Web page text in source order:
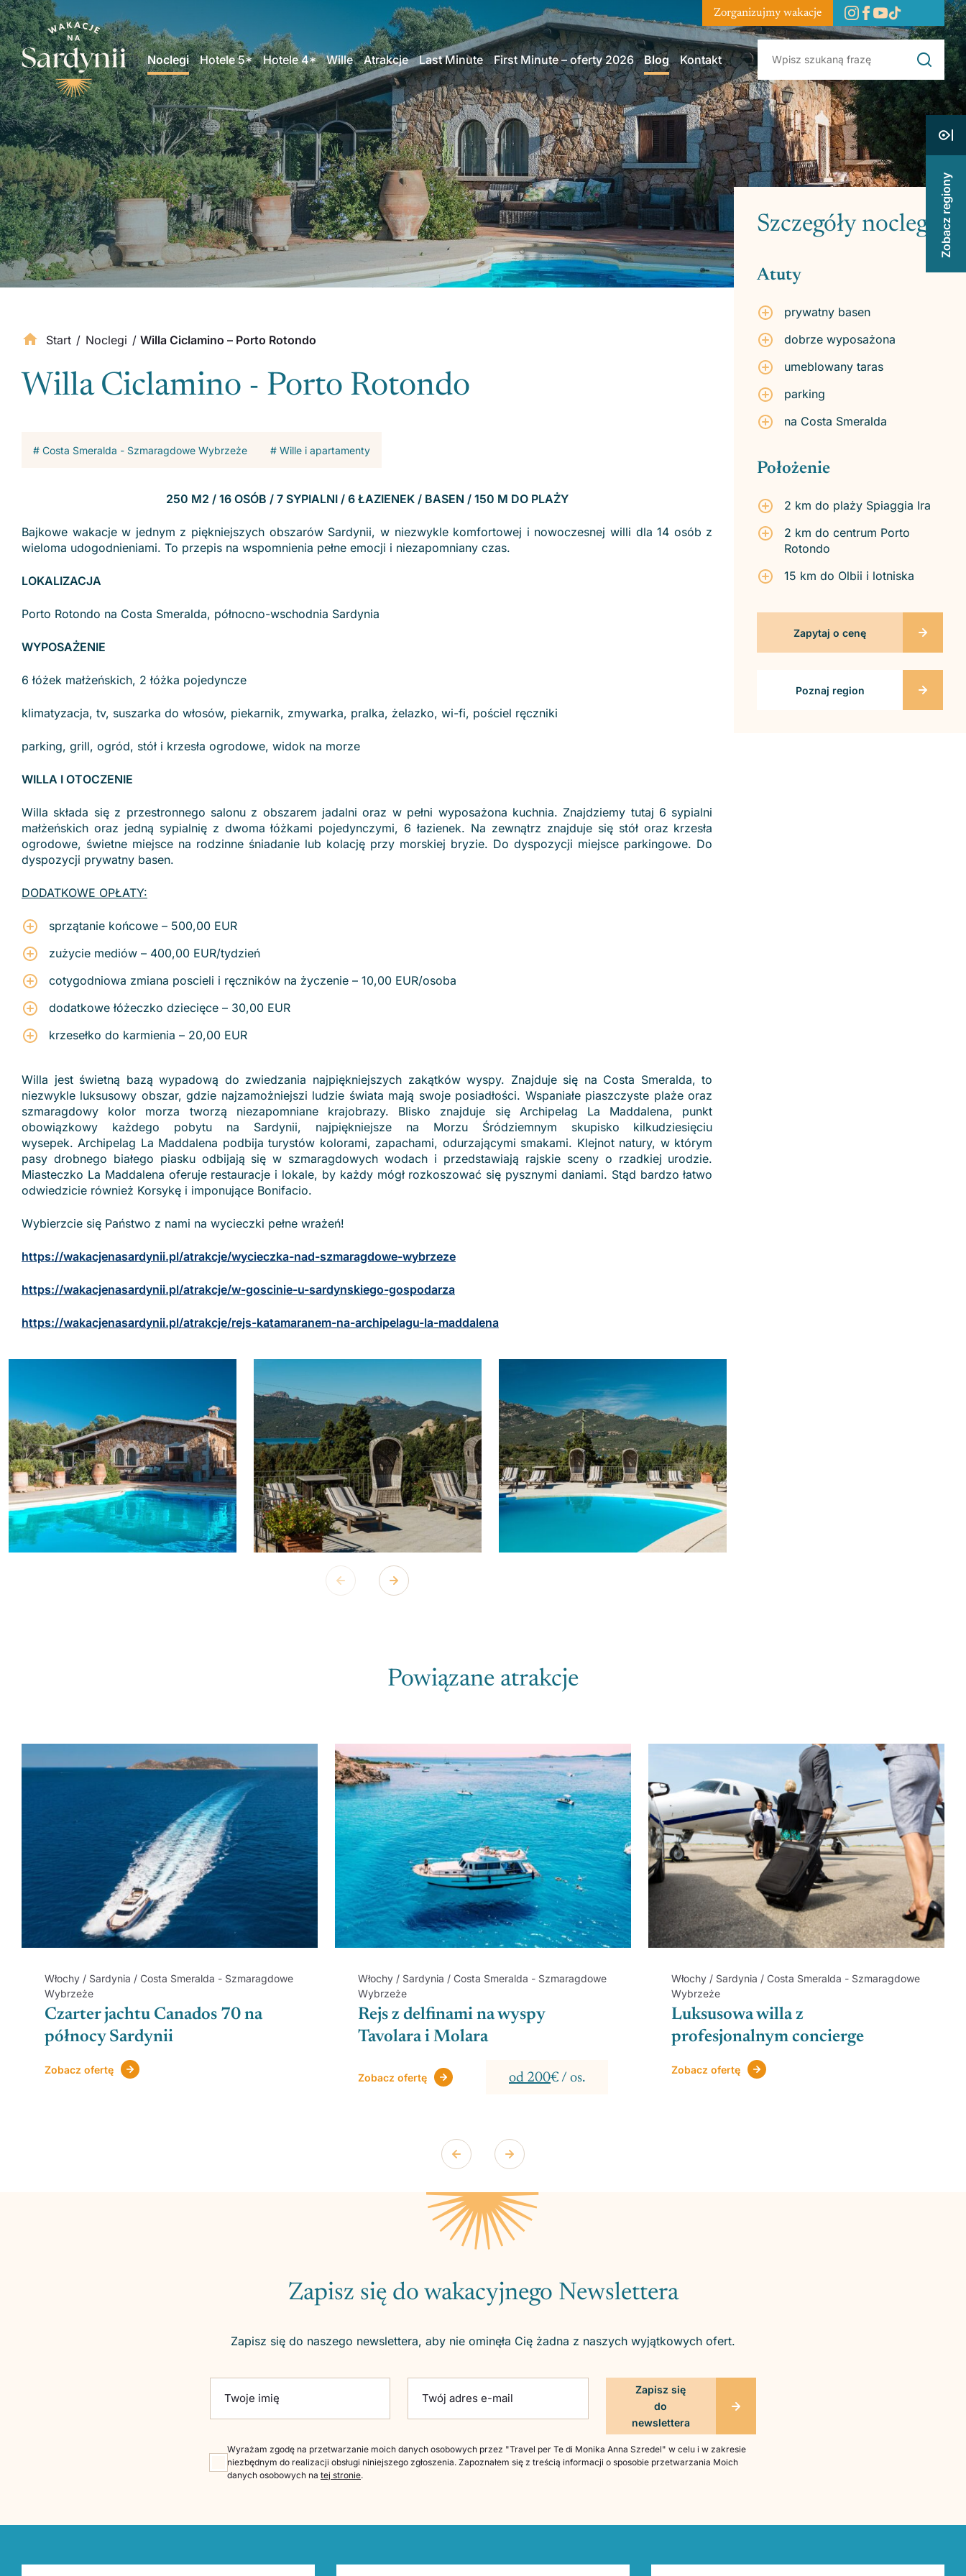
Noclegi Hotele 5* Hotele 4* Wille Atrakcje Last Minute First Minute – oferty 2026 Blog Kontakt
Zorganizujmy wakacje
Szczegóły noclegu
Atuty
prywatny basen
dobrze wyposażona
umeblowany taras
parking
na Costa Smeralda
Położenie
2 km do plaży Spiaggia Ira
2 km do centrum Porto
Rotondo
15 km do Olbii i lotniska
Zapytaj o cenę
Poznaj region
Start / Noclegi / Willa Ciclamino – Porto Rotondo
Willa Ciclamino - Porto Rotondo
# Costa Smeralda - Szmaragdowe Wybrzeże # Wille i apartamenty
250 M2 / 16 OSÓB / 7 SYPIALNI / 6 ŁAZIENEK / BASEN / 150 M DO PLAŻY
Bajkowe wakacje w jednym z piękniejszych obszarów Sardynii, w niezwykle komfortowej i nowoczesnej willi dla 14 osób z
wieloma udogodnieniami. To przepis na wspomnienia pełne emocji i niezapomniany czas.
LOKALIZACJA
Porto Rotondo na Costa Smeralda, północno-wschodnia Sardynia
WYPOSAŻENIE
6 łóżek małżeńskich, 2 łóżka pojedyncze
klimatyzacja, tv, suszarka do włosów, piekarnik, zmywarka, pralka, żelazko, wi-fi, pościel ręczniki
parking, grill, ogród, stół i krzesła ogrodowe, widok na morze
WILLA I OTOCZENIE
Willa składa się z przestronnego salonu z obszarem jadalni oraz w pełni wyposażona kuchnia. Znajdziemy tutaj 6 sypialni
małżeńskich oraz jedną sypialnię z dwoma łóżkami pojedynczymi, 6 łazienek. Na zewnątrz znajduje się stół oraz krzesła
ogrodowe, świetne miejsce na rodzinne śniadanie lub kolację przy morskiej bryzie. Do dyspozycji miejsce parkingowe. Do
dyspozycji prywatny basen.
DODATKOWE OPŁATY:
sprzątanie końcowe – 500,00 EUR
zużycie mediów – 400,00 EUR/tydzień
cotygodniowa zmiana poscieli i ręczników na życzenie – 10,00 EUR/osoba
dodatkowe łóżeczko dziecięce – 30,00 EUR
krzesełko do karmienia – 20,00 EUR
Willa jest świetną bazą wypadową do zwiedzania najpiękniejszych zakątków wyspy. Znajduje się na Costa Smeralda, to
niezwykle luksusowy obszar, gdzie najzamożniejszi ludzie świata mają swoje posiadłości. Wspaniałe piaszczyste plaże oraz
szmaragdowy kolor morza tworzą niezapomniane krajobrazy. Blisko znajduje się Archipelag La Maddalena, punkt
obowiązkowy każdego pobytu na Sardynii, najpiękniejsze na Morzu Śródziemnym skupisko kilkudziesięciu
wysepek. Archipelag La Maddalena podbija turystów kolorami, zapachami, odurzającymi smakami. Klejnot natury, w którym
pasy drobnego białego piasku odbijają się w szmaragdowych wodach i przedstawiają rajskie sceny o rzadkiej urodzie.
Miasteczko La Maddalena oferuje restauracje i lokale, by każdy mógł rozkoszować się pysznymi daniami. Stąd bardzo łatwo
odwiedzicie również Korsykę i imponujące Bonifacio.
Wybierzcie się Państwo z nami na wycieczki pełne wrażeń!
https://wakacjenasardynii.pl/atrakcje/wycieczka-nad-szmaragdowe-wybrzeze
https://wakacjenasardynii.pl/atrakcje/w-goscinie-u-sardynskiego-gospodarza
https://wakacjenasardynii.pl/atrakcje/rejs-katamaranem-na-archipelagu-la-maddalena
Powiązane atrakcje
Włochy / Sardynia / Costa Smeralda - Szmaragdowe
Wybrzeże
Czarter jachtu Canados 70 na
północy Sardynii
Zobacz ofertę
Włochy / Sardynia / Costa Smeralda - Szmaragdowe
Wybrzeże
Rejs z delfinami na wyspy
Tavolara i Molara
Zobacz ofertę od 200€ / os.
Włochy / Sardynia / Costa Smeralda - Szmaragdowe
Wybrzeże
Luksusowa willa z
profesjonalnym concierge
Zobacz ofertę
Zapisz się do wakacyjnego Newslettera
Zapisz się do naszego newslettera, aby nie ominęła Cię żadna z naszych wyjątkowych ofert.
Twoje imię Twój adres e-mail
Wyrażam zgodę na przetwarzanie moich danych osobowych przez "Travel per Te di Monika Anna Szredel" w celu i w zakresie
niezbędnym do realizacji obsługi niniejszego zgłoszenia. Zapoznałem się z treścią informacji o sposobie przetwarzania Moich
danych osobowych na tej stronie.
Zobacz regiony